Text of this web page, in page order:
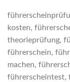
kosten,
theorieprüfung,
führerschein,
machen,
führerscheintest,